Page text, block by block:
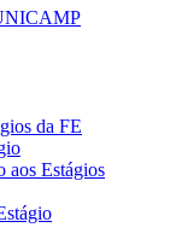
da FE
Estágios